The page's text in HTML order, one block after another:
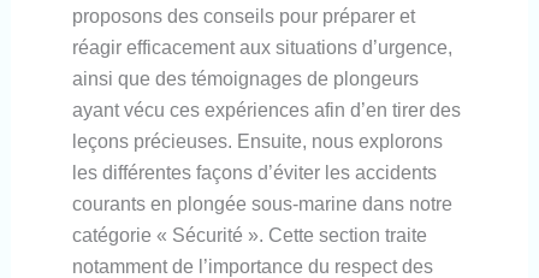
proposons des conseils pour préparer et
réagir efficacement aux situations d’urgence,
ainsi que des témoignages de plongeurs
ayant vécu ces expériences afin d’en tirer des
leçons précieuses. Ensuite, nous explorons
les différentes façons d’éviter les accidents
courants en plongée sous-marine dans notre
catégorie « Sécurité ». Cette section traite
notamment de l’importance du respect des